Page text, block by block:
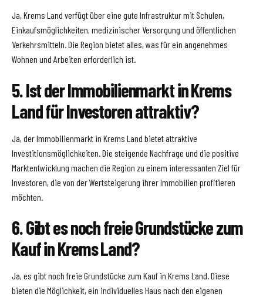
Ja, Krems Land verfügt über eine gute Infrastruktur mit Schulen,
Einkaufsmöglichkeiten, medizinischer Versorgung und öffentlichen
Verkehrsmitteln. Die Region bietet alles, was für ein angenehmes
Wohnen und Arbeiten erforderlich ist.
5. Ist der Immobilienmarkt in Krems
Land für Investoren attraktiv?
Ja, der Immobilienmarkt in Krems Land bietet attraktive
Investitionsmöglichkeiten. Die steigende Nachfrage und die positive
Marktentwicklung machen die Region zu einem interessanten Ziel für
Investoren, die von der Wertsteigerung ihrer Immobilien profitieren
möchten.
6. Gibt es noch freie Grundstücke zum
Kauf in Krems Land?
Ja, es gibt noch freie Grundstücke zum Kauf in Krems Land. Diese
bieten die Möglichkeit, ein individuelles Haus nach den eigenen